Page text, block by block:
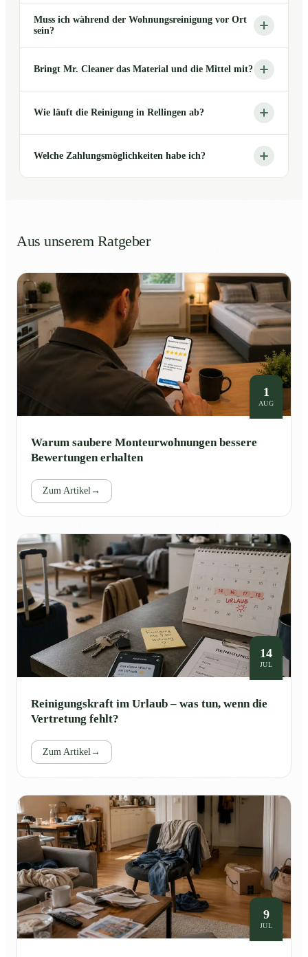
Muss ich während der Wohnungsreinigung vor Ort
sein?
Bringt Mr. Cleaner das Material und die Mittel mit?
Wie läuft die Reinigung in Rellingen ab?
Welche Zahlungsmöglichkeiten habe ich?
Aus unserem Ratgeber
1
AUG
Warum saubere Monteurwohnungen bessere
Bewertungen erhalten
Zum Artikel →
14
JUL
Reinigungskraft im Urlaub – was tun, wenn die
Vertretung fehlt?
Zum Artikel →
9
JUL